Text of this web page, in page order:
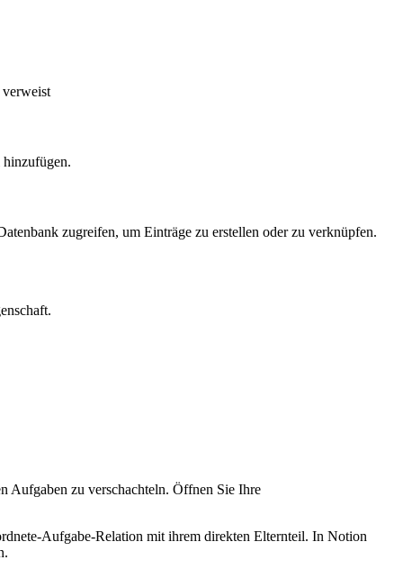
hinzufügen.
zugreifen, um Einträge zu erstellen oder zu verknüpfen.
Aufgaben zu verschachteln. Öffnen Sie Ihre
Aufgabe-Relation mit ihrem direkten Elternteil. In Notion